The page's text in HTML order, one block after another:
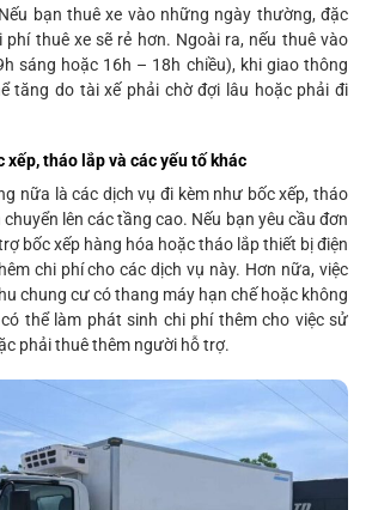
bạn thuê xe vào những ngày thường, đặc
phí thuê xe sẽ rẻ hơn. Ngoài ra, nếu thuê vào
sáng hoặc 16h – 18h chiều), khi giao thông
tăng do tài xế phải chờ đợi lâu hoặc phải đi
xếp, tháo lắp và các yếu tố khác
nữa là các dịch vụ đi kèm như bốc xếp, tháo
chuyển lên các tầng cao. Nếu bạn yêu cầu đơn
bốc xếp hàng hóa hoặc tháo lắp thiết bị điện
chi phí cho các dịch vụ này. Hơn nữa, việc
chung cư có thang máy hạn chế hoặc không
thể làm phát sinh chi phí thêm cho việc sử
phải thuê thêm người hỗ trợ.